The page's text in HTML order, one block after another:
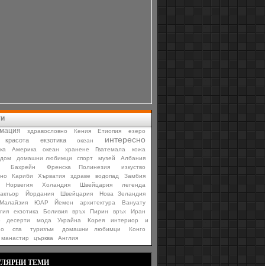
здравословно Кения Етиопия
езеро
красота екзотика океан интересно
Америка океан хранене Гватемала
кожа
дом домашни любимци спорт музей
Албания
Бахрейн Френска Полинезия
изкуство
Кариби Хърватия здраве водопад
Замбия
Норвегия Холандия Швейцария
легенда
актьор Йордания Швейцария
Нова Зеландия
Малайзия ЮАР Йемен архитектура
Вануату
екзотика Боливия връх Пирин връх
Иран
десерти мода Украйна Корея интериор
и
спа туризъм домашни любимци
Конго
манастир църква Англия
ТЕМИ